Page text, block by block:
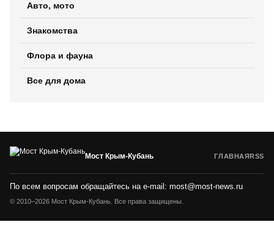
Авто, мото
Знакомства
Флора и фауна
Все для дома
Мост Крым-Кубань ГЛАВНАЯRSS
По всем вопросам обращайтесь на e-mail: most@most-news.ru
© 2010–2026 Мост Крым-Кубань. Все права защищены.